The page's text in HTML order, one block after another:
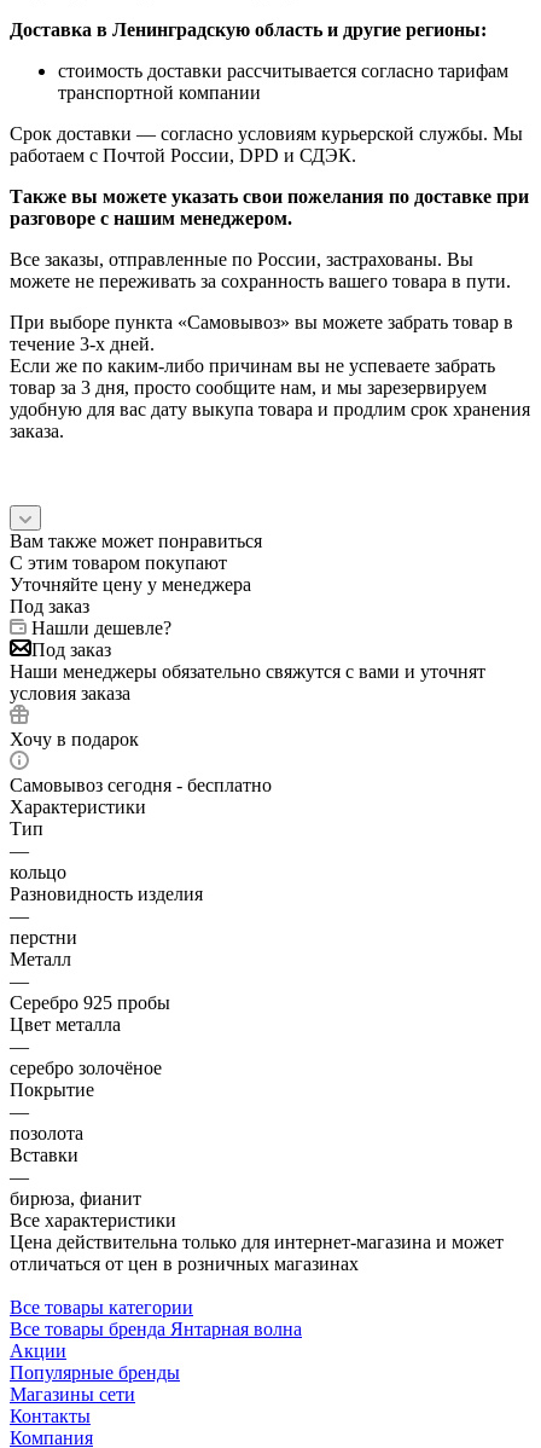
Доставка в Ленинградскую область и другие регионы:
стоимость доставки рассчитывается согласно тарифам
транспортной компании
Срок доставки — согласно условиям курьерской службы. Мы
работаем с Почтой России, DPD и СДЭК.
Также вы можете указать свои пожелания по доставке при
разговоре с нашим менеджером.
Все заказы, отправленные по России, застрахованы. Вы
можете не переживать за сохранность вашего товара в пути.
При выборе пункта «Самовывоз» вы можете забрать товар в
течение 3-х дней.
Если же по каким-либо причинам вы не успеваете забрать
товар за 3 дня, просто сообщите нам, и мы зарезервируем
удобную для вас дату выкупа товара и продлим срок хранения
заказа.
Вам также может понравиться
С этим товаром покупают
Уточняйте цену у менеджера
Под заказ
Нашли дешевле?
Под заказ
Наши менеджеры обязательно свяжутся с вами и уточнят
условия заказа
Хочу в подарок
Самовывоз сегодня - бесплатно
Характеристики
Тип
—
кольцо
Разновидность изделия
—
перстни
Металл
—
Серебро 925 пробы
Цвет металла
—
серебро золочёное
Покрытие
—
позолота
Вставки
—
бирюза, фианит
Все характеристики
Цена действительна только для интернет-магазина и может
отличаться от цен в розничных магазинах
Все товары категории
Все товары бренда Янтарная волна
Акции
Популярные бренды
Магазины сети
Контакты
Компания